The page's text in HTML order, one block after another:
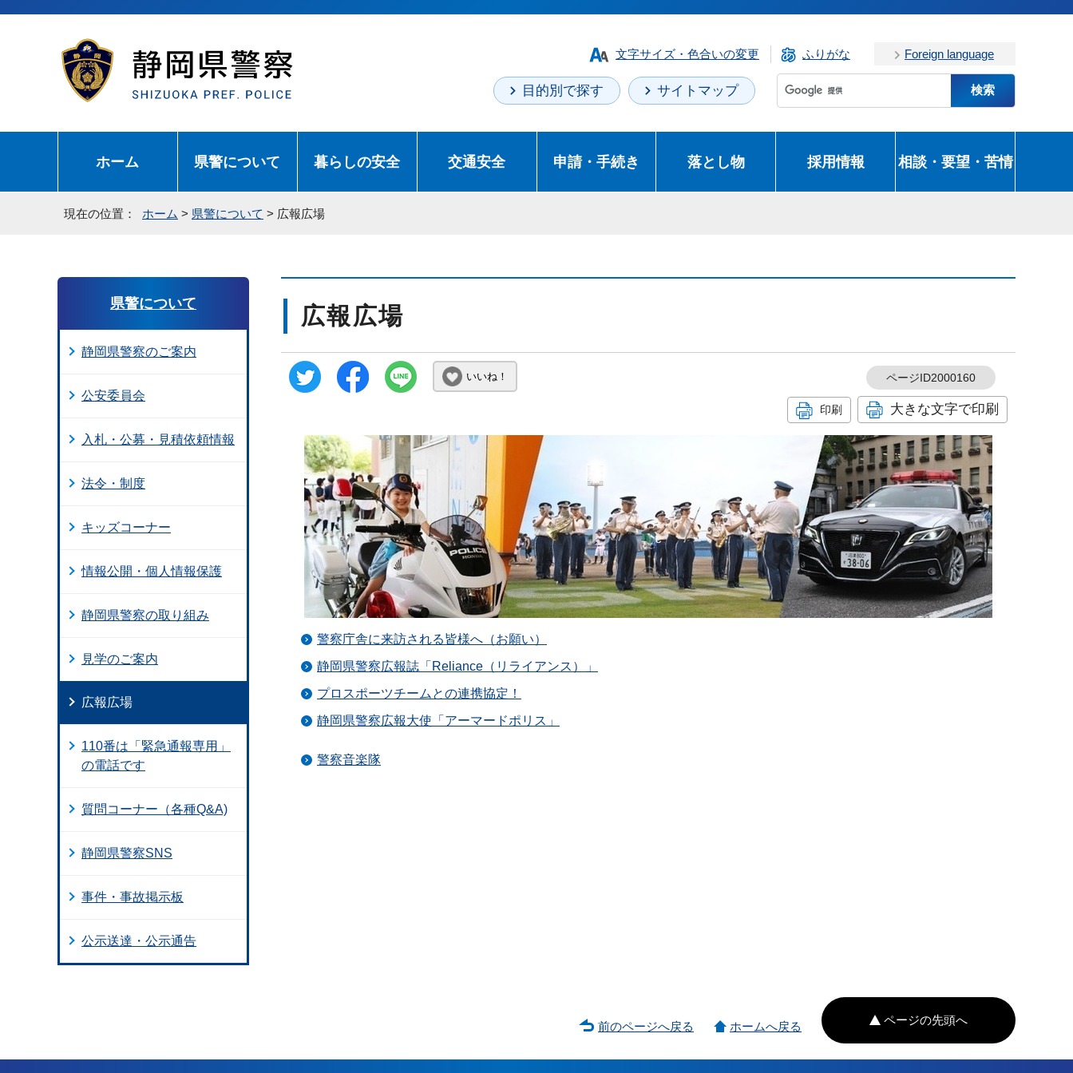
文字サイズ・色合いの変更 ふりがな Foreign language
目的別で探す サイトマップ
ホーム 県警について 暮らしの安全 交通安全 申請・手続き 落とし物 採用情報 相談・要望・苦情
現在の位置： ホーム > 県警について > 広報広場
広報広場
いいね！ ページID2000160
印刷 大きな文字で印刷
警察庁舎に来訪される皆様へ（お願い）
静岡県警察広報誌「Reliance（リライアンス）」
プロスポーツチームとの連携協定！
静岡県警察広報大使「アーマードポリス」
警察音楽隊
県警について
静岡県警察のご案内
公安委員会
入札・公募・見積依頼情報
法令・制度
キッズコーナー
情報公開・個人情報保護
静岡県警察の取り組み
見学のご案内
広報広場
110番は「緊急通報専用」
の電話です
質問コーナー（各種Q&A)
静岡県警察SNS
事件・事故掲示板
公示送達・公示通告
ページの先頭へ
前のページへ戻る ホームへ戻る